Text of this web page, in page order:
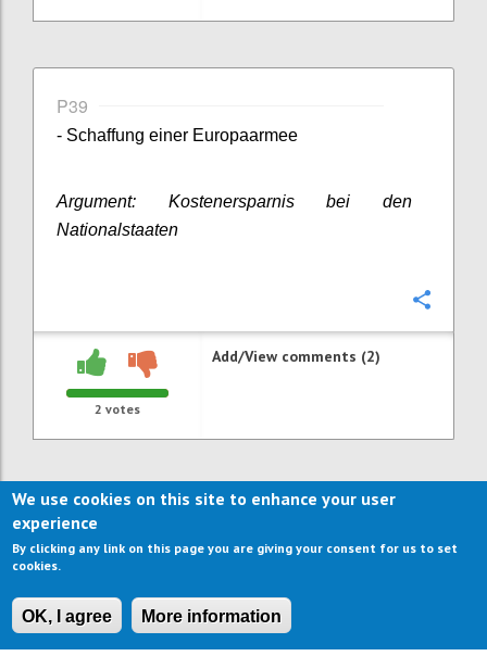
P39
- Schaffung einer Europaarmee
Argument: Kostenersparnis bei den
Nationalstaaten
2 votes
Add/View comments (2)
We use cookies on this site to enhance your user
experience
By clicking any link on this page you are giving your consent for us to set
cookies.
OK, I agree More information